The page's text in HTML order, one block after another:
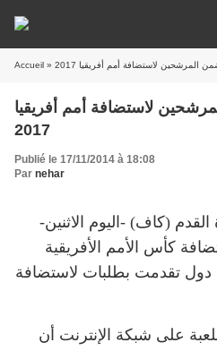
Accueil المرشحين لاستضافة أمم أفريقيا 2017
لاستضافة أمم أفريقيا
2017
Publié le 17/11/2014 à 18:08
Par nehar
القدم (كاف) -اليوم الاثنين-
كأس الأمم الأفريقية
سبع دول تقدمت بطلبات لاستضافة
على شبكة الإنترنت أن